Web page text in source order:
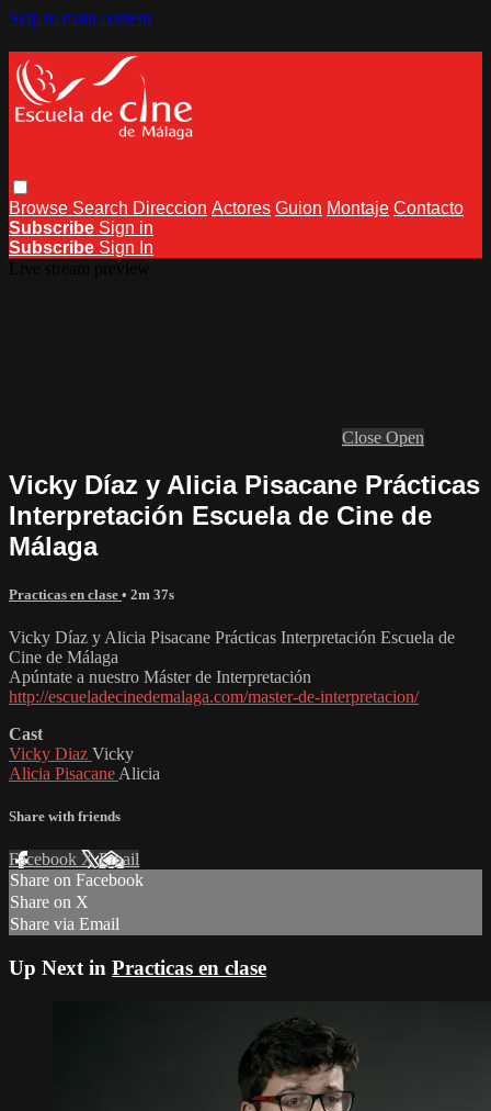
Skip to main content
Browse Search Direccion Actores Guion Montaje Contacto
Subscribe Sign in
Subscribe Sign In
Close Open
Vicky Díaz y Alicia Pisacane Prácticas
Interpretación Escuela de Cine de
Málaga
Practicas en clase • 2m 37s
Vicky Díaz y Alicia Pisacane Prácticas Interpretación Escuela de
Cine de Málaga
Apúntate a nuestro Máster de Interpretación
http://escueladecinedemalaga.com/master-de-interpretacion/
Cast
Vicky Diaz Vicky
Alicia Pisacane Alicia
Share with friends
Facebook XEmail
Share on Facebook
Share on X
Share via Email
Up Next in Practicas en clase